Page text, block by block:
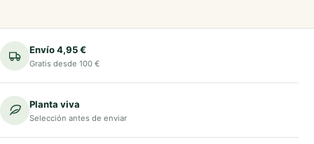
Envío 4,95 €
Gratis desde 100 €
Planta viva
Selección antes de enviar